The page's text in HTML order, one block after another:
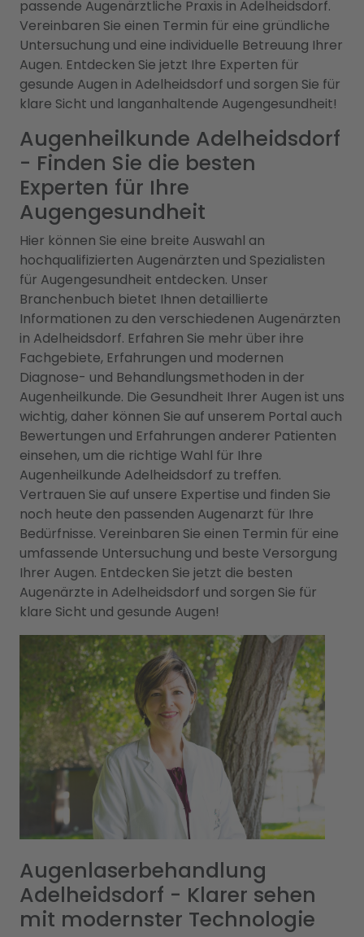
passende Augenärztliche Praxis in Adelheidsdorf.
Vereinbaren Sie einen Termin für eine gründliche
Untersuchung und eine individuelle Betreuung Ihrer
Augen. Entdecken Sie jetzt Ihre Experten für
gesunde Augen in Adelheidsdorf und sorgen Sie für
klare Sicht und langanhaltende Augengesundheit!
Augenheilkunde Adelheidsdorf
- Finden Sie die besten
Experten für Ihre
Augengesundheit
Hier können Sie eine breite Auswahl an
hochqualifizierten Augenärzten und Spezialisten
für Augengesundheit entdecken. Unser
Branchenbuch bietet Ihnen detaillierte
Informationen zu den verschiedenen Augenärzten
in Adelheidsdorf. Erfahren Sie mehr über ihre
Fachgebiete, Erfahrungen und modernen
Diagnose- und Behandlungsmethoden in der
Augenheilkunde. Die Gesundheit Ihrer Augen ist uns
wichtig, daher können Sie auf unserem Portal auch
Bewertungen und Erfahrungen anderer Patienten
einsehen, um die richtige Wahl für Ihre
Augenheilkunde Adelheidsdorf zu treffen.
Vertrauen Sie auf unsere Expertise und finden Sie
noch heute den passenden Augenarzt für Ihre
Bedürfnisse. Vereinbaren Sie einen Termin für eine
umfassende Untersuchung und beste Versorgung
Ihrer Augen. Entdecken Sie jetzt die besten
Augenärzte in Adelheidsdorf und sorgen Sie für
klare Sicht und gesunde Augen!
Augenlaserbehandlung
Adelheidsdorf - Klarer sehen
mit modernster Technologie